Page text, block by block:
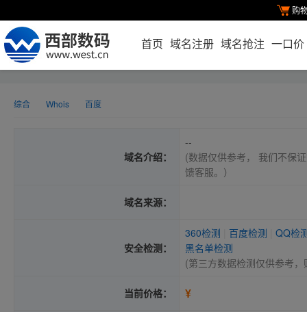
购
首页 域名注册 域名抢注 一口价
综合 Whois 百度
域名介绍：
--
(数据仅供参考， 我们不保
馈客服。）
域名来源：
安全检测：
360检测 百度检测
QQ检
黑名单检测
(第三方数据检测仅供参考
当前价格： ¥